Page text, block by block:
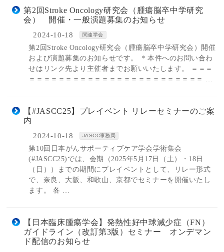
第2回Stroke Oncology研究会（腫瘍脳卒中学研究
会） 開催・一般演題募集のお知らせ
2024-10-18 関連学会
第2回Stroke Oncology研究会（腫瘍脳卒中学研究会）開催
および演題募集のお知らせです。 ＊本件へのお問い合わ
せはリンク先より主催者までお願いいたします。 ＝＝＝
＝＝＝＝＝＝＝＝＝＝＝＝＝＝＝＝＝＝＝＝＝＝＝＝ …
【#JASCC25】プレイベント リレーセミナーのご案
内
2024-10-18 JASCC事務局
第10回日本がんサポーティブケア学会学術集会
(#JASCC25)では、会期（2025年5月17日（土）・18日
（日））までの期間にプレイベントとして、リレー形式
で、奈良、大阪、和歌山、京都でセミナーを開催いたし
ます。 各 …
【日本臨床腫瘍学会】発熱性好中球減少症（FN）
ガイドライン（改訂第3版）セミナー オンデマン
ド配信のお知らせ